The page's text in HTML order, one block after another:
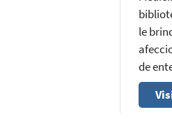
le
de